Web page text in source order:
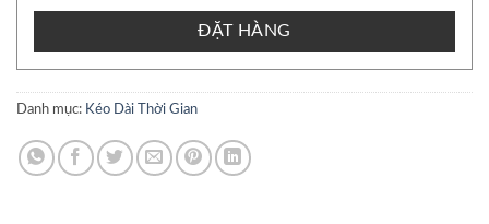
ĐẶT HÀNG
Danh mục: Kéo Dài Thời Gian